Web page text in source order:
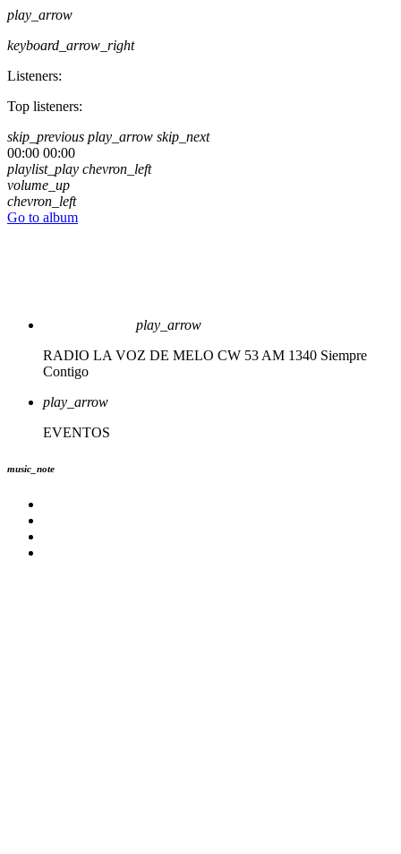
play_arrow
keyboard_arrow_right
Listeners:
Top listeners:
skip_previous play_arrow skip_next
00:00 00:00
playlist_play chevron_left
volume_up
chevron_left
Go to album
play_arrow
RADIO LA VOZ DE MELO CW 53 AM 1340 Siempre
Contigo
play_arrow
EVENTOS
music_note